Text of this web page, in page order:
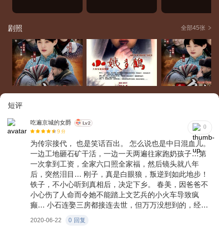
剧照 全部45张
短评
吃遍京城的女爵
9 分
0
为传宗接代， 也是笑话百出。 怎么说也是中日混血儿。
一边工地砸石矿干活，一边一天两遍往家跑奶孩子…第
一次拿到工资，全家六口照全家福，然后镜头就八年
后，突然泪目… 刚子，真是白眼狼，叛逆到如此地步！
铁子，不小心听到真相后，决定下乡。 春美，因爸爸不
小心伤了人命而令她不能踏上文艺兵的小火车导致疯
癫… 小石连娶三房都接连去世，但万万没想到的，经历
2020-06-22 0 回复